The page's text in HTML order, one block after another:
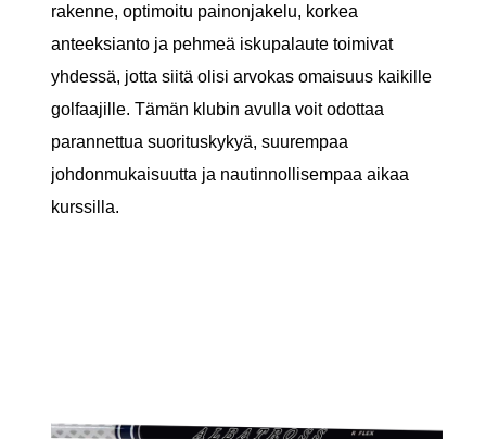
rakenne, optimoitu painonjakelu, korkea
anteeksianto ja pehmeä iskupalaute toimivat
yhdessä, jotta siitä olisi arvokas omaisuus kaikille
golfaajille. Tämän klubin avulla voit odottaa
parannettua suorituskykyä, suurempaa
johdonmukaisuutta ja nautinnollisempaa aikaa
kurssilla.